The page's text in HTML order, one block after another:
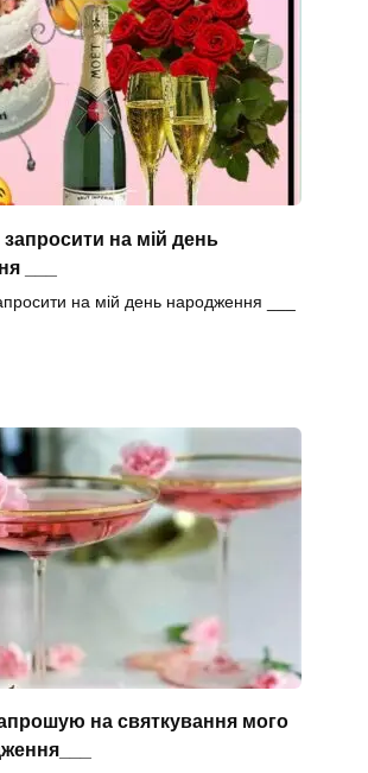
на мій день
___
на мій день народження ___
на святкування мого